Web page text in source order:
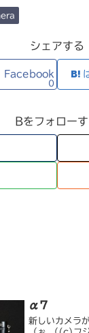
シェアする
Facebook
0
Bをフォロー
α7
新しいカメラ